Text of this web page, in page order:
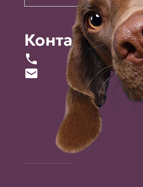
Контакты